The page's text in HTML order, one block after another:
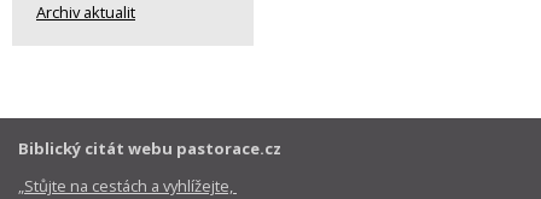
Archiv aktualit
Biblický citát webu pastorace.cz
„Stůjte na cestách a vyhlížejte,